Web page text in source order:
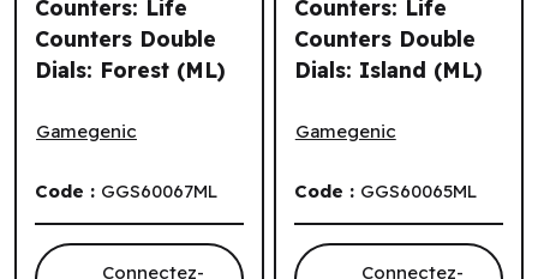
Counters: Life
Counters Double
Dials: Forest (ML)
Gamegenic
Code : GGS60067ML
Connectez-
Counters: Life
Counters Double
Dials: Island (ML)
Gamegenic
Code : GGS60065ML
Connectez-